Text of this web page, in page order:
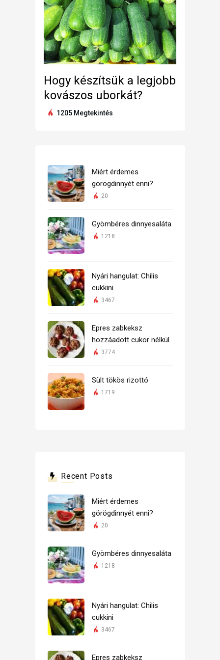
Hogy készítsük a legjobb
kovászos uborkát?
1205 Megtekintés
Miért érdemes
görögdinnyét enni?
20
Gyömbéres dinnyesaláta
1218
Nyári hangulat: Chilis
cukkini
3467
Epres zabkeksz
hozzáadott cukor nélkül
3774
Sült tökös rizottó
1719
Recent Posts
Miért érdemes
görögdinnyét enni?
20
Gyömbéres dinnyesaláta
1218
Nyári hangulat: Chilis
cukkini
3467
Epres zabkeksz